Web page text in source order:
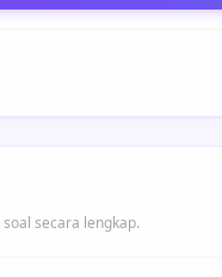
secara lengkap.